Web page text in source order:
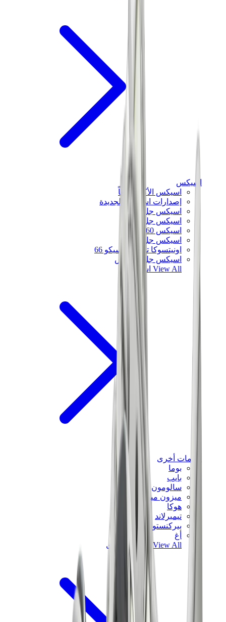
اسيكس
اسيكس الأكثر مبيعاً
إصدارات اسيكس الجديدة
اسيكس جل-كايانو
اسيكس جل-NYC
اسيكس GT-2160
اسيكس جل-1130
اونيتسوكا تايغر مكسيكو 66
اسيكس جل-نيمبوس
View All اسيكس
علامات أخرى
بوما
بايب
سالومون
ميزون ميهارا
هوكا
تيمبرلاند
بيركنستوك
أغ
View All
علامات أخرى